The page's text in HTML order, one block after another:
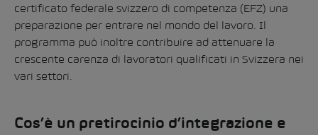
certificato federale svizzero di competenza (EFZ) una
preparazione per entrare nel mondo del lavoro. Il
programma può inoltre contribuire ad attenuare la
crescente carenza di lavoratori qualificati in Svizzera nei
vari settori.
Cos’è un pretirocinio d’integrazione e